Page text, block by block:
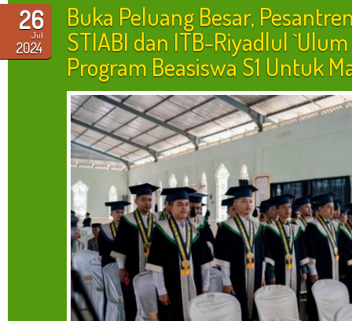
26
Jul
2024
Buka Peluang Besar,
STIABI dan ITB-Riyadlul
Program Beasiswa S1 Untuk